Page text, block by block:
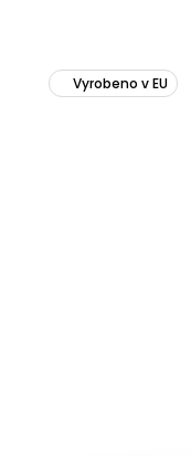
Vyrobeno v EU